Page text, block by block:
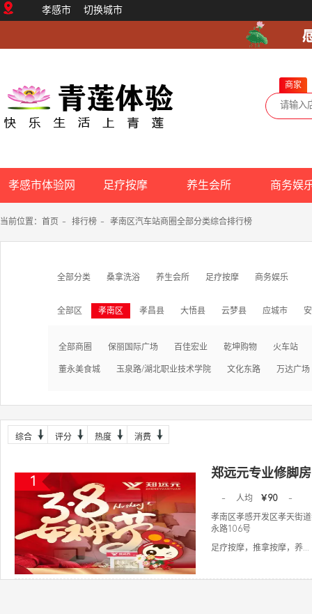
孝感市 切换城市
商家
孝感市体验网 足疗按摩 养生会所 商务娱
当前位置： 首页 - 排行榜 - 孝南区汽车站商圈全部分类综合排行榜
全部分类 桑拿洗浴 养生会所 足疗按摩 商务娱乐
全部区 孝南区 孝昌县 大悟县 云梦县 应城市
全部商圈 保丽国际广场 百佳宏业 乾坤购物 火车站
董永美食城 玉泉路/湖北职业技术学院 文化东路 万达广场
综合 评分 热度 消费
1
郑远元专业修脚
- 人均 ￥90
-
孝南区孝感开发区孝天街
永路106号
足疗按摩，推拿按摩，养...